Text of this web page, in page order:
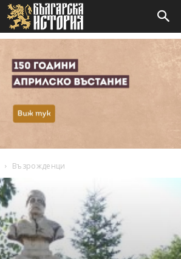
Възрожденци